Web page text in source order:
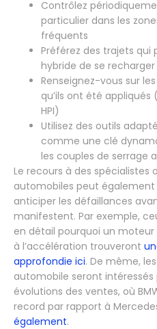
Contrôlez
particulier dans les
fréquents
Préférez des trajets
hybride de se
Renseignez-vous sur
qu’ils ont été
HPI)
Utilisez des outils
comme une clé
les couples de serrage
Le recours à des spécialistes
automobiles peut
anticiper les défaillances
manifestent. Par exemple,
en détail pourquoi un
à l’accélération trouveront
approfondie ici. De même,
automobile seront intéressés
évolutions des ventes, où
record par rapport à
également.